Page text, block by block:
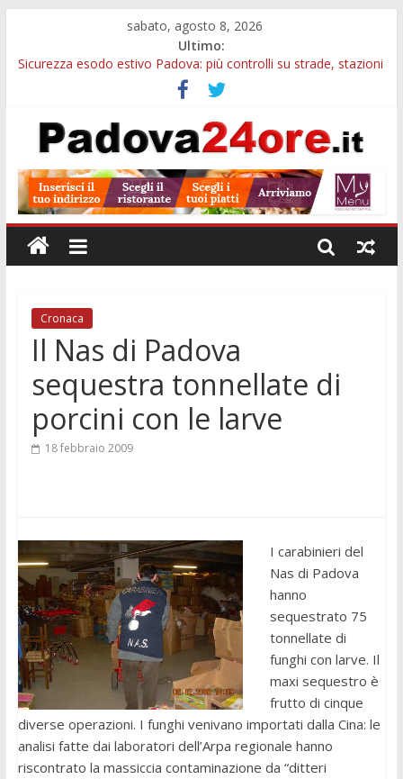
sabato, agosto 8, 2026
Ultimo:
Sicurezza esodo estivo Padova: più controlli su strade, stazioni
Calici di Stelle Arzergrande: astronomia, musica e sapori al
Casone Azzurro
Notizie di Padova alle ore 10: censimento a Monselice, arresto
Notizie di Padova alle ore 23: maltrattamenti, arresto a
Limena e progetto Cool Shop
Bando sicurezza urbana Veneto: 650mila euro per Comuni e
Polizie locali
Cronaca
Il Nas di Padova
sequestra tonnellate di
porcini con le larve
18 febbraio 2009
I carabinieri del
Nas di Padova
hanno
sequestrato 75
tonnellate di
funghi con larve. Il
maxi sequestro è
frutto di cinque
diverse operazioni. I funghi venivano importati dalla Cina: le
analisi fatte dai laboratori dell’Arpa regionale hanno
riscontrato la massiccia contaminazione da “ditteri